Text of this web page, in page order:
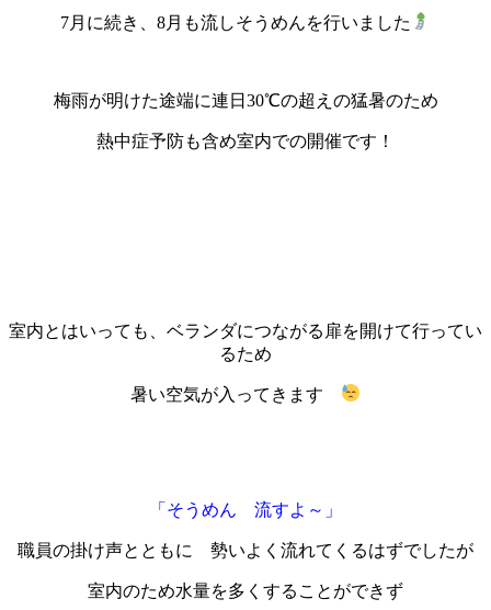
7月に続き、8月も流しそうめんを行いました
梅雨が明けた途端に連日30℃の超えの猛暑のため
熱中症予防も含め室内での開催です！
室内とはいっても、ベランダにつながる扉を開けて行ってい
るため
暑い空気が入ってきます
「そうめん 流すよ～」
職員の掛け声とともに 勢いよく流れてくるはずでしたが
室内のため水量を多くすることができず